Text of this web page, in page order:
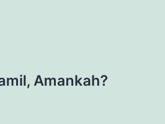
Amankah?